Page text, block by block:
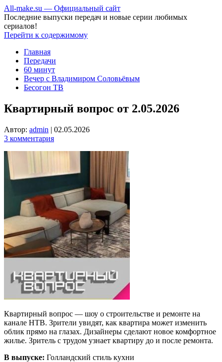
All-make.su — Официальный сайт
Последние выпуски передач и новые серии любимых
сериалов!
Перейти к содержимому
Главная
Передачи
60 минут
Вечер с Владимиром Соловьёвым
Бесогон ТВ
Квартирный вопрос от 2.05.2026
Автор: admin | 02.05.2026
3 комментария
Квартирный вопрос — шоу о строительстве и ремонте на
канале НТВ. Зрители увидят, как квартира может изменить
облик прямо на глазах. Дизайнеры сделают новое комфортное
жилье. Зритель с трудом узнает квартиру до и после ремонта.
В выпуске: Голландский стиль кухни